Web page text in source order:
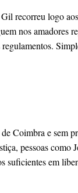
recorreu logo
nos
Coimbra e
pessoas
em